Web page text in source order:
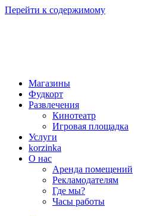
Перейти к содержимому
Магазины
Фудкорт
Развлечения
Кинотеатр
Игровая площадка
Услуги
korzinka
О нас
Аренда помещений
Рекламодателям
Где мы?
Часы работы